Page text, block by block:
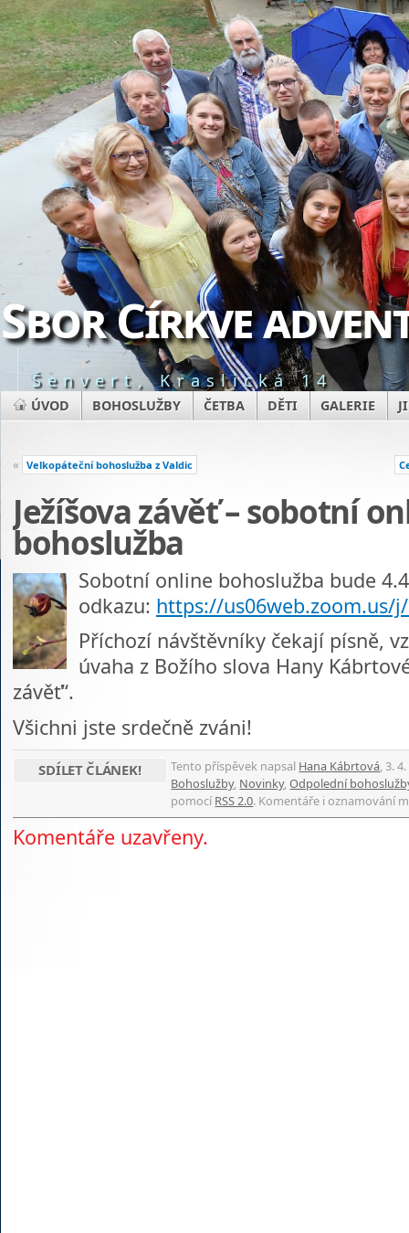
Sbor Církve
Šenvert, Kraslická 14
ÚVOD BOHOSLUŽBY ČETBA DĚTI GALERIE
« Velkopáteční bohoslužba z Valdic
Ježíšova závěť – sobotní
bohoslužba
Sobotní online bohoslužba bude
odkazu: https://us06web.zoom.us/
Příchozí návštěvníky čekají písně,
úvaha z Božího slova Hany
závěť“.
Všichni jste srdečně zváni!
SDÍLET ČLÁNEK! Tento příspěvek napsal Hana Kábrtová, 3.
Bohoslužby, Novinky,Odpolední
pomocí RSS 2.0. Komentáře i oznamování
Komentáře uzavřeny.